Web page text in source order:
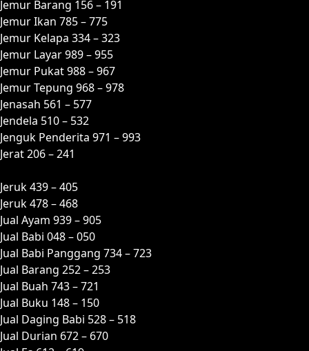
Jemur Barang 156 – 191
Jemur Ikan 785 – 775
Jemur Kelapa 334 – 323
Jemur Layar 989 – 955
Jemur Pukat 988 – 967
Jemur Tepung 968 – 978
Jenasah 561 – 577
Jendela 510 – 532
Jenguk Penderita 971 – 993
Jerat 206 – 241
Jeruk 439 – 405
Jeruk 478 – 468
Jual Ayam 939 – 905
Jual Babi 048 – 050
Jual Babi Panggang 734 – 723
Jual Barang 252 – 253
Jual Buah 743 – 721
Jual Buku 148 – 150
Jual Daging Babi 528 – 518
Jual Durian 672 – 670